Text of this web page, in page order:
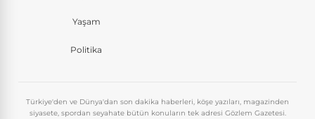
Yaşam
Politika
Türkiye'den ve Dünya'dan son dakika haberleri, köşe yazıları, magazinden
siyasete, spordan seyahate bütün konuların tek adresi Gözlem Gazetesi.